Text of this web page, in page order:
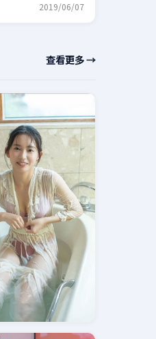
2019/06/07
查看更多 →